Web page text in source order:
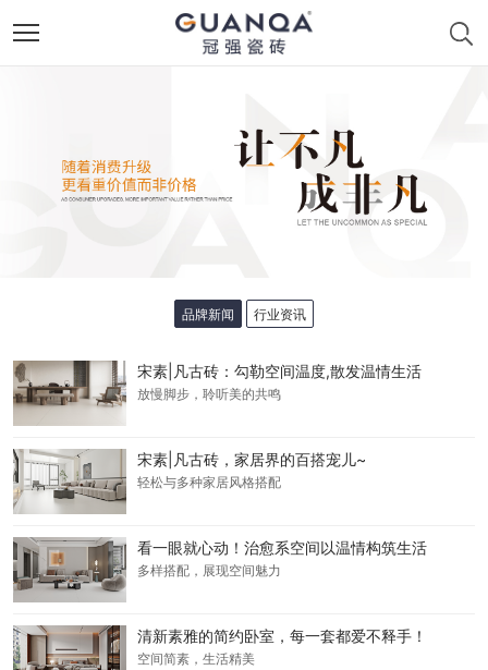
品牌新闻 行业资讯
宋素|凡古砖：勾勒空间温度,散发温情生活
放慢脚步，聆听美的共鸣
宋素|凡古砖，家居界的百搭宠儿~
轻松与多种家居风格搭配
看一眼就心动！治愈系空间以温情构筑生活
多样搭配，展现空间魅力
清新素雅的简约卧室，每一套都爱不释手！
空间简素，生活精美